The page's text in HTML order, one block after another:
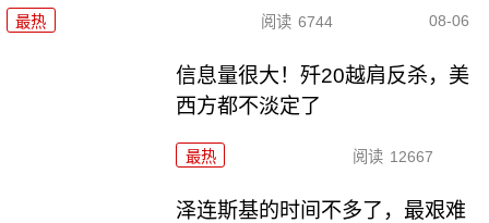
最热 阅读 6744 08-06
信息量很大！歼20越肩反杀，美
西方都不淡定了
最热 阅读 12667
泽连斯基的时间不多了，最艰难